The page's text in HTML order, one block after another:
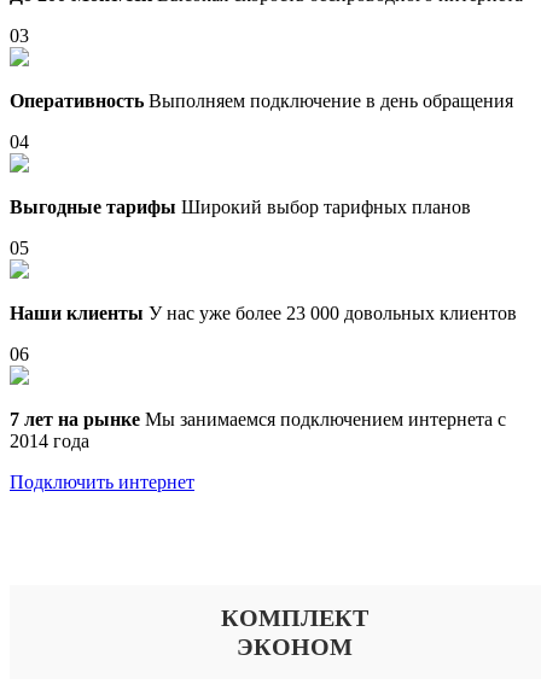
03
Оперативность Выполняем подключение в день обращения
04
Выгодные тарифы Широкий выбор тарифных планов
05
Наши клиенты У нас уже более 23 000 довольных клиентов
06
7 лет на рынке Мы занимаемся подключением интернета с
2014 года
Подключить интернет
КОМПЛЕКТ
ЭКОНОМ